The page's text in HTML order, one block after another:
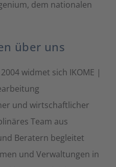
dem nationalen
über uns
widmet sich IKOME |
und wirtschaftlicher
Team aus
Beratern begleitet
und Verwaltungen in